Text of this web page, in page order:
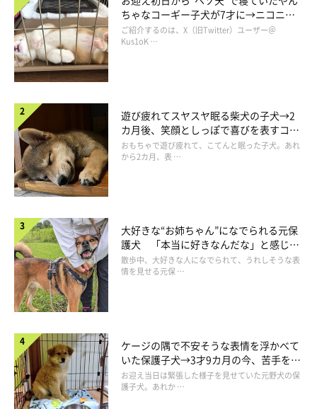
ちゃなコーギー子犬が7才に→ニコニ
コ“コーギースマイル”が魅力のコに成
長！
ご紹介するのは、X（旧Twitter）ユーザー＠
Kus1oK …
遊び疲れてスヤスヤ眠る柴犬の子犬→2
カ月後、笑顔としっぽで喜びを表すコに
成長！
おもちゃで遊び疲れて、こてんと眠った子犬。あれ
から2カ月、表 …
大好きな“お姉ちゃん”になでられる元保
護犬 「本当に好きなんだな」と感じる
表情にほっこり
散歩中、大好きな人になでられて、うれしそうな表
情を見せる元保 …
ケージの隅で不安そうな表情を浮かべて
いた保護子犬→3才9カ月の今、苦手を克
服し頼もしいコに成長！
お迎え当日は緊張した様子を見せていた元野犬の保
護子犬。あれか …